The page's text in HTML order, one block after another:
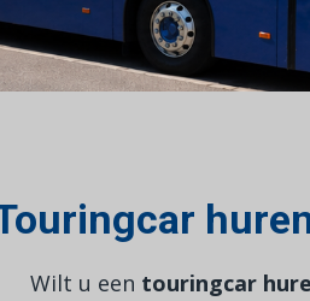
Wilt u een touringcar